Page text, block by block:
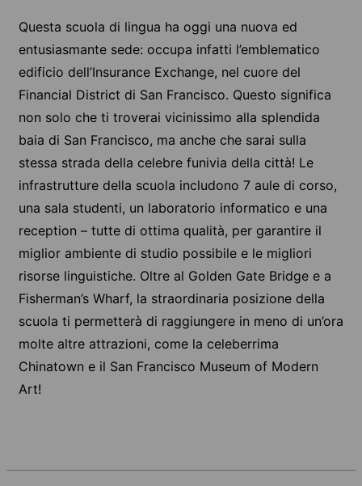
Questa scuola di lingua ha oggi una nuova ed
entusiasmante sede: occupa infatti l’emblematico
edificio dell’Insurance Exchange, nel cuore del
Financial District di San Francisco. Questo significa
non solo che ti troverai vicinissimo alla splendida
baia di San Francisco, ma anche che sarai sulla
stessa strada della celebre funivia della città! Le
infrastrutture della scuola includono 7 aule di corso,
una sala studenti, un laboratorio informatico e una
reception – tutte di ottima qualità, per garantire il
miglior ambiente di studio possibile e le migliori
risorse linguistiche. Oltre al Golden Gate Bridge e a
Fisherman’s Wharf, la straordinaria posizione della
scuola ti permetterà di raggiungere in meno di un’ora
molte altre attrazioni, come la celeberrima
Chinatown e il San Francisco Museum of Modern
Art!